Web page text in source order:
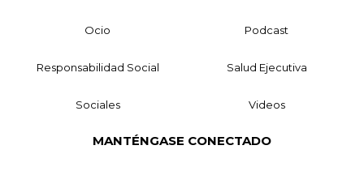
Ocio Podcast
Responsabilidad Social Salud Ejecutiva
Sociales Videos
MANTÉNGASE CONECTADO